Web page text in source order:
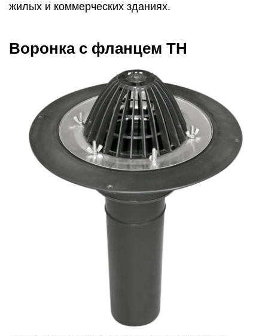
жилых и коммерческих зданиях.
Воронка с фланцем ТН